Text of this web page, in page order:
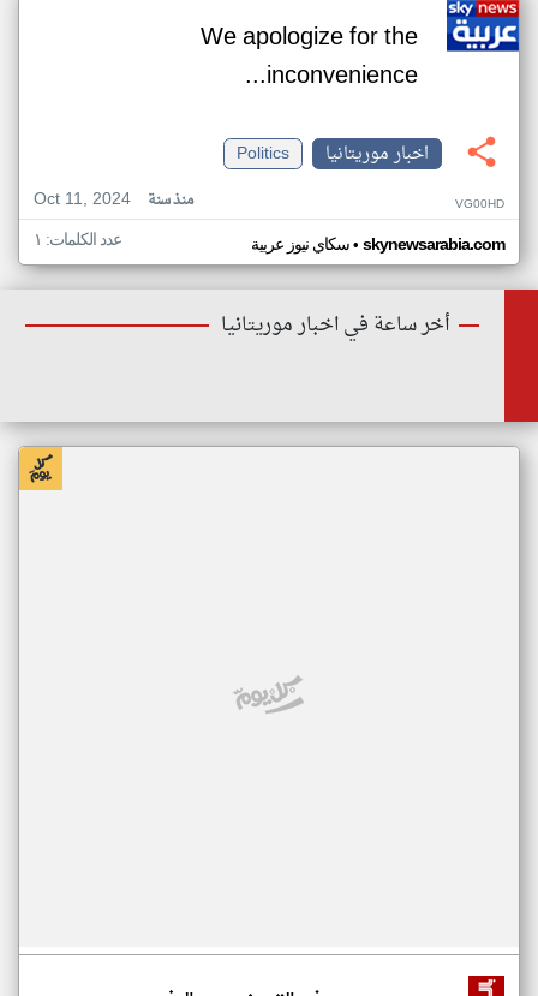
We apologize for the
inconvenience...
اخبار موريتانيا
Politics
Oct 11, 2024
منذ سنة VG00HD
سكاي نيوز عربية• skynewsarabia.com عدد الكلمات: ١
أخر ساعة في اخبار موريتانيا